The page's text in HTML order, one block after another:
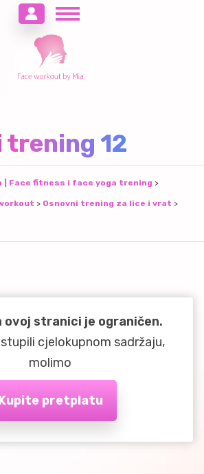
trening 12
| Face fitness i face yoga trening >
> Osnovni trening za lice i vrat >
ovoj stranici je ograničen.
cjelokupnom sadržaju,
molimo
pretplatu